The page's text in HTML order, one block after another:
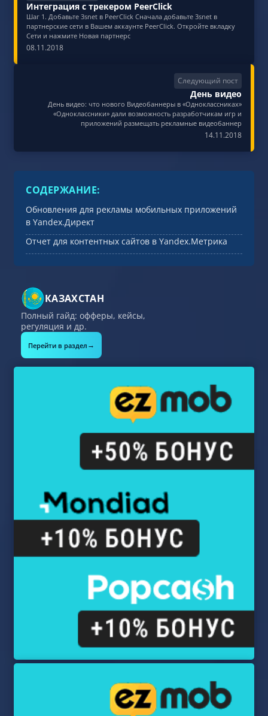
Интеграция с трекером PeerClick
Шаг 1. Добавьте 3snet в PeerClick Сначала добавьте 3snet в
партнерские сети в Вашем аккаунте PeerClick. Откройте вкладку
Сети и нажмите Новая партнерс
08.11.2018
Следующий пост
День видео
День видео: что нового Видеобаннеры в «Одноклассниках»
«Одноклассники» дали возможность разработчикам игр и
приложений размещать рекламные видеобаннер
14.11.2018
СОДЕРЖАНИЕ:
Обновления для рекламы мобильных приложений
в Yandex.Директ
Отчет для контентных сайтов в Yandex.Метрика
КАЗАХСТАН
Полный гайд: офферы, кейсы,
регуляция и др.
Перейти в раздел →